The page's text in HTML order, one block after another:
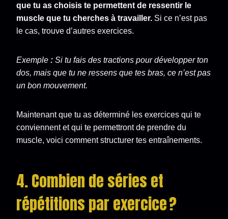
que tu as choisis te permettent de ressentir le
muscle que tu cherches à travailler. Si ce n’est pas
le cas, trouve d’autres exercices.
Exemple : Si tu fais des tractions pour développer ton
dos, mais que tu ne ressens que tes bras, ce n’est pas
un bon mouvement.
Maintenant que tu as déterminé les exercices qui te
conviennent et qui te permettront de prendre du
muscle, voici comment structurer tes entraînements.
4. Combien de séries et
répétitions par exercice ?